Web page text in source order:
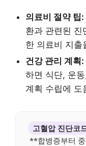
의료비 절약 팁:
환과 관련된 진
한 의료비 지출
건강 관리 계획:
하면 식단, 운
계획 수립에 도
고혈압 진단코
**합병증부터